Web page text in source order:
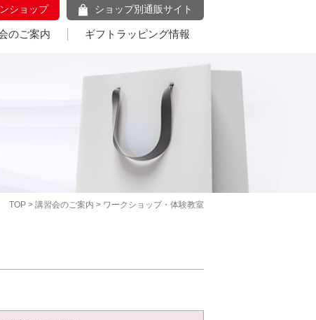
ショップ ショップ別通販サイト
のご案内 ギフトラッピング情報
TOP > 講習会のご案内 > ワークショップ・体験教室